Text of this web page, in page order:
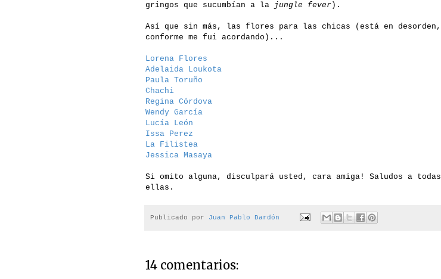
gringos que sucumbían a la jungle fever ).
Así que sin más, las flores para las chicas (está en desorden,
conforme me fui acordando)...
Lorena Flores
Adelaida Loukota
Paula Toruño
Chachi
Regina Córdova
Wendy García
Lucía León
Issa Perez
La Filistea
Jessica Masaya
Si omito alguna, disculpará usted, cara amiga! Saludos a todas
ellas.
Publicado por Juan Pablo Dardón
14 comentarios: